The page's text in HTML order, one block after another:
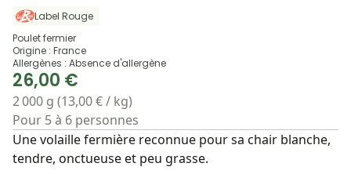
Label Rouge
Poulet fermier
Origine : France
Allergènes : Absence d'allergène
26,00 €
2 000 g (13,00 € / kg)
Pour 5 à 6 personnes
Une volaille fermière reconnue pour sa chair blanche,
tendre, onctueuse et peu grasse.